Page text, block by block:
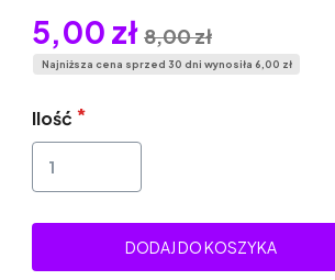
5,00 zł 8,00 zł
Najniższa cena sprzed 30 dni wynosiła 6,00 zł
Ilość
DODAJ DO KOSZYKA